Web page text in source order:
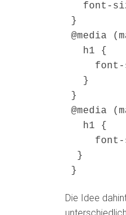
font-
@media
  h1
{
  }
@media
  h1
{
}
}
Die Idee